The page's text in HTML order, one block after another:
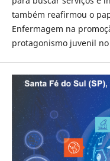
também reafirmou o
Enfermagem na
protagonismo juvenil